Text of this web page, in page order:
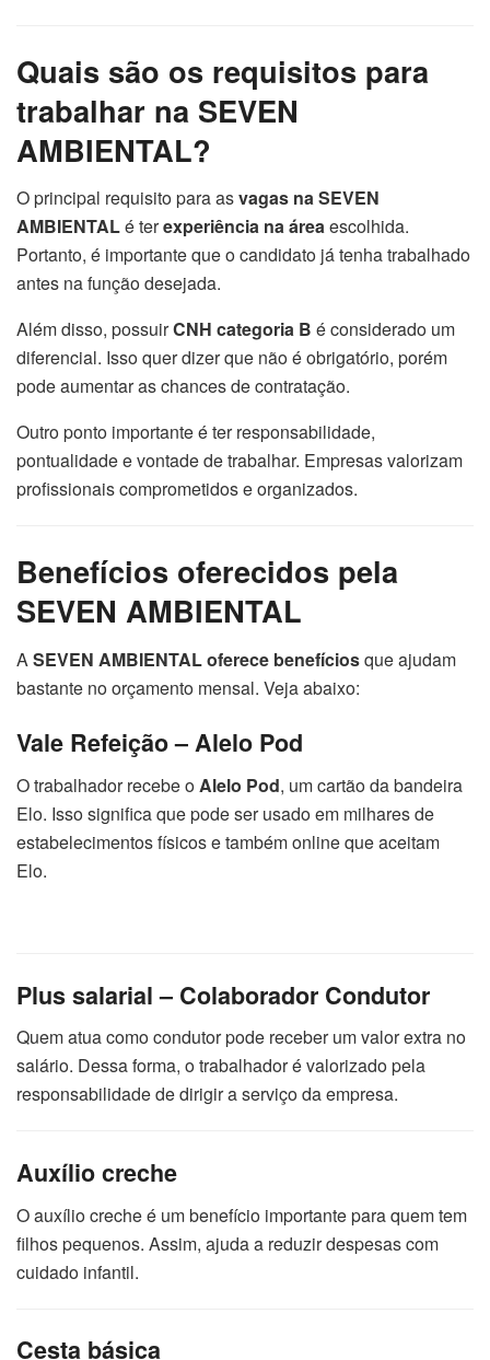
Quais são os requisitos para
trabalhar na SEVEN
AMBIENTAL?
O principal requisito para asvagas na SEVEN
AMBIENTALé terexperiência na áreaescolhida.
Portanto, é importante que o candidato já tenha trabalhado
antes na função desejada.
Além disso, possuirCNH categoria B é considerado um
diferencial. Isso quer dizer que não é obrigatório, porém
pode aumentar as chances de contratação.
Outro ponto importante é ter responsabilidade,
pontualidade e vontade de trabalhar. Empresas valorizam
profissionais comprometidos e organizados.
Benefícios oferecidos pela
SEVEN AMBIENTAL
ASEVEN AMBIENTAL oferece benefíciosque ajudam
bastante no orçamento mensal. Veja abaixo:
Vale Refeição – Alelo Pod
O trabalhador recebe oAlelo Pod, um cartão da bandeira
Elo. Isso significa que pode ser usado em milhares de
estabelecimentos físicos e também online que aceitam
Elo.
Plus salarial – Colaborador Condutor
Quem atua como condutor pode receber um valor extra no
salário. Dessa forma, o trabalhador é valorizado pela
responsabilidade de dirigir a serviço da empresa.
Auxílio creche
O auxílio creche é um benefício importante para quem tem
filhos pequenos. Assim, ajuda a reduzir despesas com
cuidado infantil.
Cesta básica